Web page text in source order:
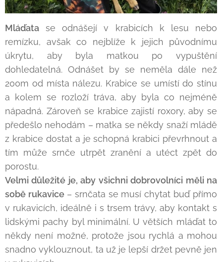
Mláďata se odnášejí v krabicích k lesu nebo
remízku, avšak co nejblíže k jejich původnímu
úkrytu, aby byla matkou po vypuštění
dohledatelná. Odnášet by se neměla dále než
200m od místa nálezu. Krabice se umístí do stínu
a kolem se rozloží tráva, aby byla co nejméně
nápadná. Zároveň se krabice zajistí roxory, aby se
předešlo nehodám – matka se někdy snaží mládě
z krabice dostat a je schopná krabici převrhnout a
tím může srnče utrpět zranění a utéct zpět do
porostu.
Velmi důležité je, aby všichni dobrovolníci měli na
sobě rukavice – srnčata se musí chytat buď přímo
v rukavicích, ideálně i s trsem trávy, aby kontakt s
lidskými pachy byl minimální. U větších mláďat to
někdy není možné, protože jsou rychlá a mohou
snadno vyklouznout, ta už je lepší držet pevně jen